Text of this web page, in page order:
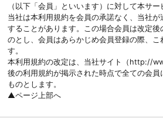
（以下「会員」といいます）に対して本サー
当社は本利用規約を会員の承諾なく、当社
することがあります。この場合会員は改定後
のとし、会員はあらかじめ会員登録の際、こ
す。
本利用規約の改定は、当社サイト（http://
後の利用規約が掲示された時点で全ての会
ものとします。
▲ページ上部へ